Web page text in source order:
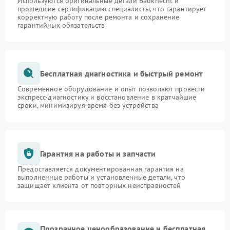
прошедшие сертификацию специалисты, что гарантирует
корректную работу после ремонта и сохранение
гарантийных обязательств
Бесплатная диагностика и быстрый ремонт
Современное оборудование и опыт позволяют провести
экспресс-диагностику и восстановление в кратчайшие
сроки, минимизируя время без устройства
Гарантия на работы и запчасти
Предоставляется документированная гарантия на
выполненные работы и установленные детали, что
защищает клиента от повторных неисправностей